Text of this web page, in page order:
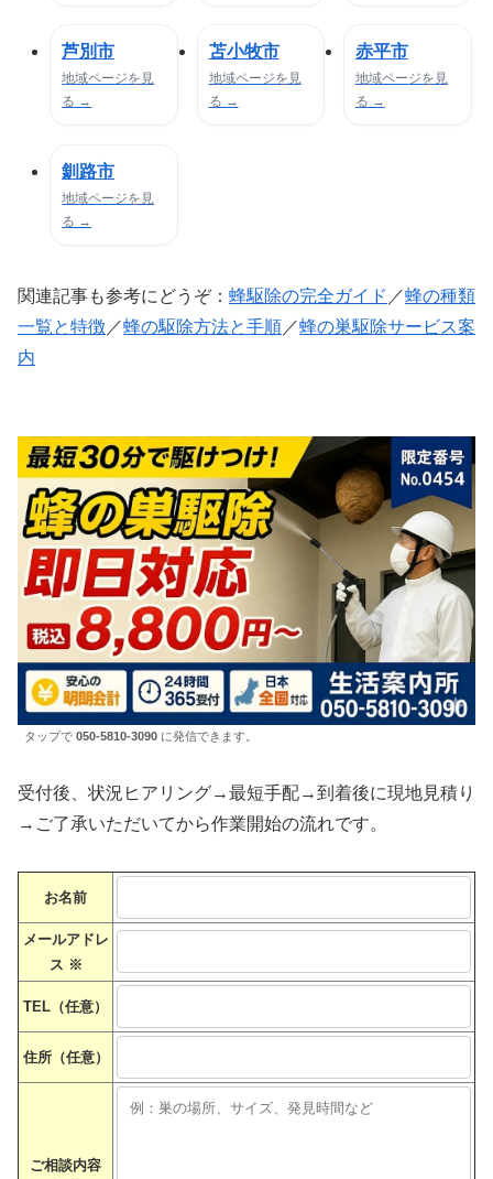
芦別市
地域ページを見
る →
苫小牧市
地域ページを見
る →
赤平市
地域ページを見
る →
釧路市
地域ページを見
る →
関連記事も参考にどうぞ： 蜂駆除の完全ガイド ／蜂の種類
一覧と特徴 ／蜂の駆除方法と手順 ／蜂の巣駆除サービス案
内
タップで 050-5810-3090 に発信できます。
受付後、状況ヒアリング→最短手配→到着後に現地見積り
→ご了承いただいてから作業開始の流れです。
お名前
メールアドレ
ス ※
TEL（任意）
住所（任意）
ご相談内容